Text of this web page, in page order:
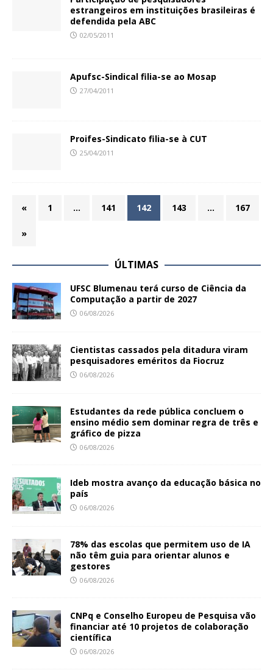
estrangeiros em instituições brasileiras é
defendida pela ABC
02/05/2011
Apufsc-Sindical filia-se ao Mosap
27/04/2011
Proifes-Sindicato filia-se à CUT
25/04/2011
« 1 … 141 142 143 … 167
»
ÚLTIMAS
UFSC Blumenau terá curso de Ciência da
Computação a partir de 2027
06/08/2026
Cientistas cassados pela ditadura viram
pesquisadores eméritos da Fiocruz
06/08/2026
Estudantes da rede pública concluem o
ensino médio sem dominar regra de três e
gráfico de pizza
06/08/2026
Ideb mostra avanço da educação básica no
país
06/08/2026
78% das escolas que permitem uso de IA
não têm guia para orientar alunos e
gestores
06/08/2026
CNPq e Conselho Europeu de Pesquisa vão
financiar até 10 projetos de colaboração
científica
06/08/2026